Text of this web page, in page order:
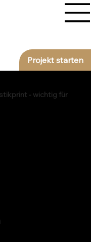
Projekt starten
- wichtig für